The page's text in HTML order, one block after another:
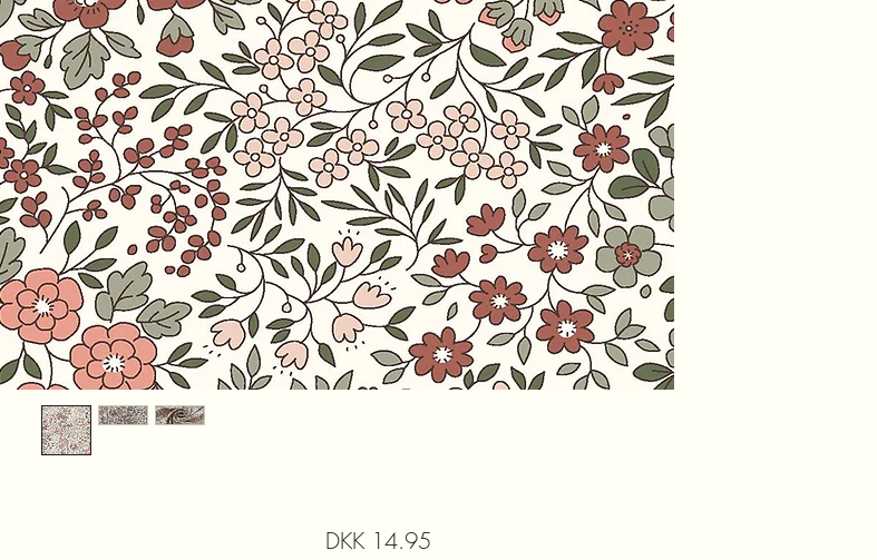
DKK 14.95Price